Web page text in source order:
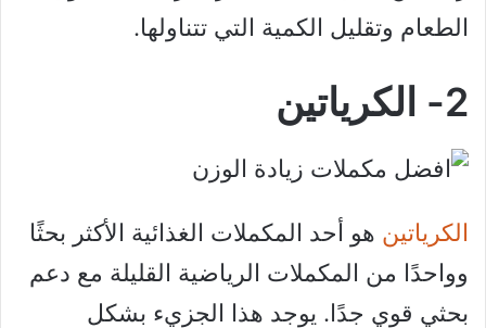
الطعام وتقليل الكمية التي تتناولها.
2- الكرياتين
الكرياتين هو أحد المكملات الغذائية الأكثر بحثًا
وواحدًا من المكملات الرياضية القليلة مع دعم
بحثي قوي جدًا. يوجد هذا الجزيء بشكل